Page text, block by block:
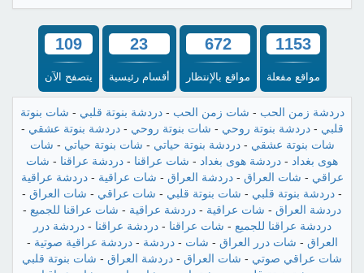
1153
مواقع مفعلة
672
مواقع بالإنتظار
23
أقسام رئيسية
109
يتصفح الآن
دردشة زمن الحب - شات زمن الحب -دردشة بنوتة قلبي - شات بنوتة
قلبي -دردشة بنوتة روحي - شات بنوتة روحي -دردشة بنوتة عشقي -
شات بنوتة عشقي -دردشة بنوتة حياتي - شات بنوتة حياتي - شات
هوى بغداد - دردشة هوى بغداد - شات عراقنا - دردشة عراقنا - شات
عراقي - شات العراق -دردشة العراق - شات عراقية -دردشة عراقية
- دردشة بنوتة قلبي - شات بنوتة قلبي - شات عراقي - شات العراق -
دردشة العراق - شات عراقية - دردشة عراقية - شات عراقنا للجميع -
دردشة عراقنا للجميع - شات عراقنا -دردشة عراقنا -دردشة درر
العراق - شات درر العراق - شات -دردشة -دردشة عراقية صوتية -
شات عراقي صوتي - شات العراق - دردشة العراق - شات بنوتة قلبي